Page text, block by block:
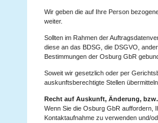
Wir geben die auf Ihre Person
weiter.
Sollten im Rahmen der
diese an das BDSG, die DSGVO,
Bestimmungen der Osburg GbR
Soweit wir gesetzlich oder per
auskunftsberechtigte Stellen
Recht auf Auskunft, Änderung,
Wenn Sie die Osburg GbR auffordern,
Kontaktaufnahme zu verwenden und/